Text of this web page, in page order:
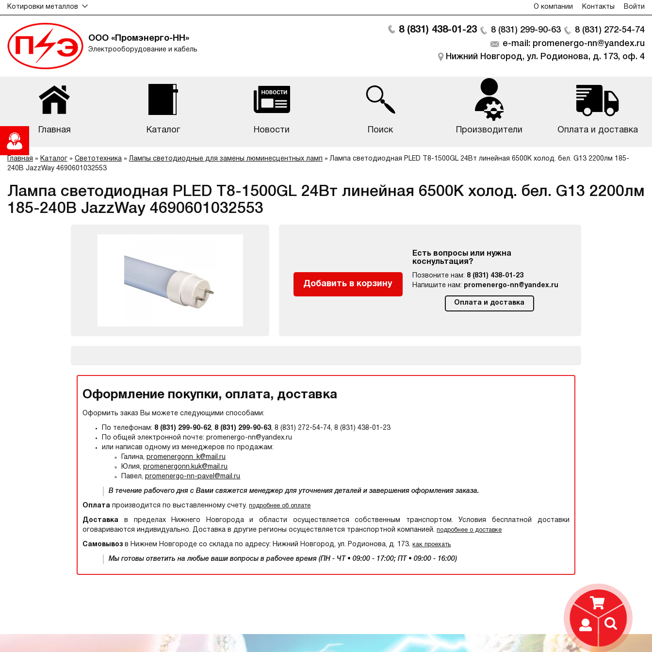
Котировки металлов О компании Контакты Войти
ООО «Промэнерго-НН»
Электрооборудование и кабель
8 (831) 438-01-23 8 (831) 299-90-63
8 (831) 272-54-74
e-mail: promenergo-nn@yandex.ru
Нижний Новгород, ул. Родионова, д. 173, оф. 4
Главная Каталог Новости Поиск Производители Оплата и доставка
Главная » Каталог » Светотехника »Лампы светодиодные для замены люминесцентных ламп »Лампа светодиодная PLED T8-1500GL 24Вт линейная 6500К холод. бел. G13 2200лм 185-
240В JazzWay 4690601032553
Лампа светодиодная PLED T8-1500GL 24Вт линейная 6500К холод. бел. G13 2200лм
185-240В JazzWay 4690601032553
Добавить в корзину
Есть вопросы или нужна
коснультация?
Позвоните нам: 8 (831) 438-01-23
Напишите нам: promenergo-nn@yandex.ru
Оплата и доставка
Оформление покупки, оплата, доставка
Оформить заказ Вы можете следующими способами:
По телефонам: 8 (831) 299-90-62, 8 (831) 299-90-63, 8 (831) 272-54-74, 8 (831) 438-01-23
По общей электронной почте: promenergo-nn@yandex.ru
или написав одному из менеджеров по продажам:
Галина,promenergonn_k@mail.ru
Юлия,promenergonn.kuk@mail.ru
Павел,promenergo-nn-pavel@mail.ru
В течение рабочего дня с Вами свяжется менеджер для уточнения деталей и завершения оформления заказа.
Оплата производится по выставленному счету.подробнее об оплате
Доставка в пределах Нижнего Новгорода и области осуществляется собственным транспортом. Условия бесплатной доставки
оговариваются индивидуально. Доставка в другие регионы осуществляется транспортной компанией.подробнее о доставке
Самовывоз в Нижнем Новгороде со склада по адресу: Нижний Новгород, ул. Родионова, д. 173.как проехать
Мы готовы ответить на любые ваши вопросы в рабочее время (ПН - ЧТ • 09:00 - 17:00; ПТ • 09:00 - 16:00)